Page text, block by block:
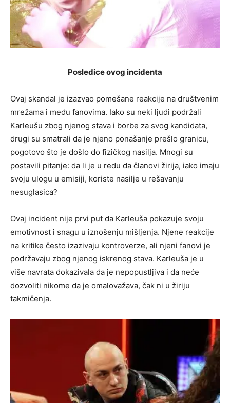
Posledice ovog incidenta
Ovaj skandal je izazvao pomešane reakcije na društvenim
mrežama i među fanovima. Iako su neki ljudi podržali
Karleušu zbog njenog stava i borbe za svog kandidata,
drugi su smatrali da je njeno ponašanje prešlo granicu,
pogotovo što je došlo do fizičkog nasilja. Mnogi su
postavili pitanje: da li je u redu da članovi žirija, iako imaju
svoju ulogu u emisiji, koriste nasilje u rešavanju
nesuglasica?
Ovaj incident nije prvi put da Karleuša pokazuje svoju
emotivnost i snagu u iznošenju mišljenja. Njene reakcije
na kritike često izazivaju kontroverze, ali njeni fanovi je
podržavaju zbog njenog iskrenog stava. Karleuša je u
više navrata dokazivala da je nepopustljiva i da neće
dozvoliti nikome da je omalovažava, čak ni u žiriju
takmičenja.